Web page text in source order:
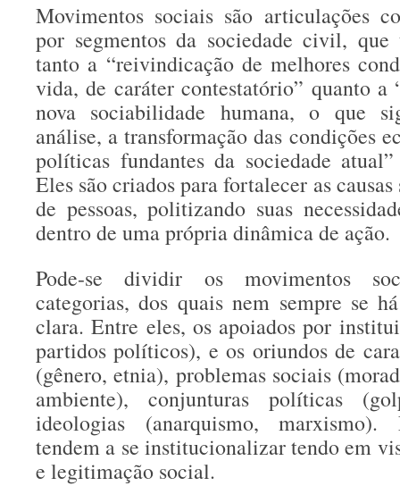
Movimentos sociais são articulações
por segmentos da sociedade civil,
tanto a “reivindicação de melhores
vida, de caráter contestatório” quanto a
nova sociabilidade humana, o que
análise, a transformação das condições
políticas fundantes da sociedade
Eles são criados para fortalecer as
de pessoas, politizando suas
dentro de uma própria dinâmica de ação.
Pode-se dividir os movimentos
categorias, dos quais nem sempre se
clara. Entre eles, os apoiados por
partidos políticos), e os oriundos de
(gênero, etnia), problemas sociais
ambiente), conjunturas políticas
ideologias (anarquismo, marxismo).
tendem a se institucionalizar tendo em
e legitimação social.